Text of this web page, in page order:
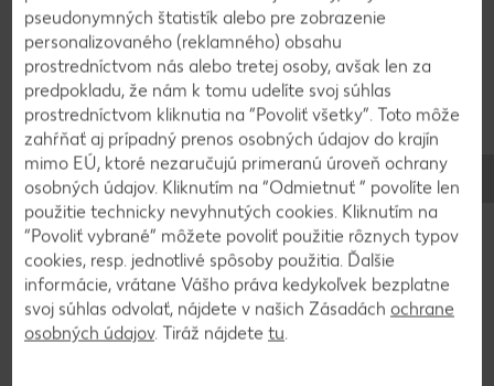
cesnak a dochutíme soľou, korením a sušeným
oreganom aj bazalkou.
3
Cesto rozdelíme na dve časti a premiesime.
Vyvaľkáme ho približne na polcentimetrovú
hrúbku a potrieme časťou plnky. Poukladáme naň
kolieska salámy a posypeme strúhanou
mozzarelou. Zakrútime a nakrájame ostrým
nožom. Slimáčiky poukladáme na plech a pečieme
pseudonymných štatistík alebo pre zobrazenie
personalizovaného (reklamného) obsahu
prostredníctvom nás alebo tretej osoby, avšak len za
predpokladu, že nám k tomu udelíte svoj súhlas
prostredníctvom kliknutia na “Povoliť všetky”. Toto môže
zahŕňať aj prípadný prenos osobných údajov do krajín
mimo EÚ, ktoré nezaručujú primeranú úroveň ochrany
osobných údajov. Kliknutím na “Odmietnuť ” povolíte len
použitie technicky nevyhnutých cookies. Kliknutím na
“Povoliť vybrané” môžete povoliť použitie rôznych typov
cookies, resp. jednotlivé spôsoby použitia. Ďalšie
informácie, vrátane Vášho práva kedykoľvek bezplatne
svoj súhlas odvolať, nájdete v našich Zásadách ochrane
osobných údajov. Tiráž nájdete tu.